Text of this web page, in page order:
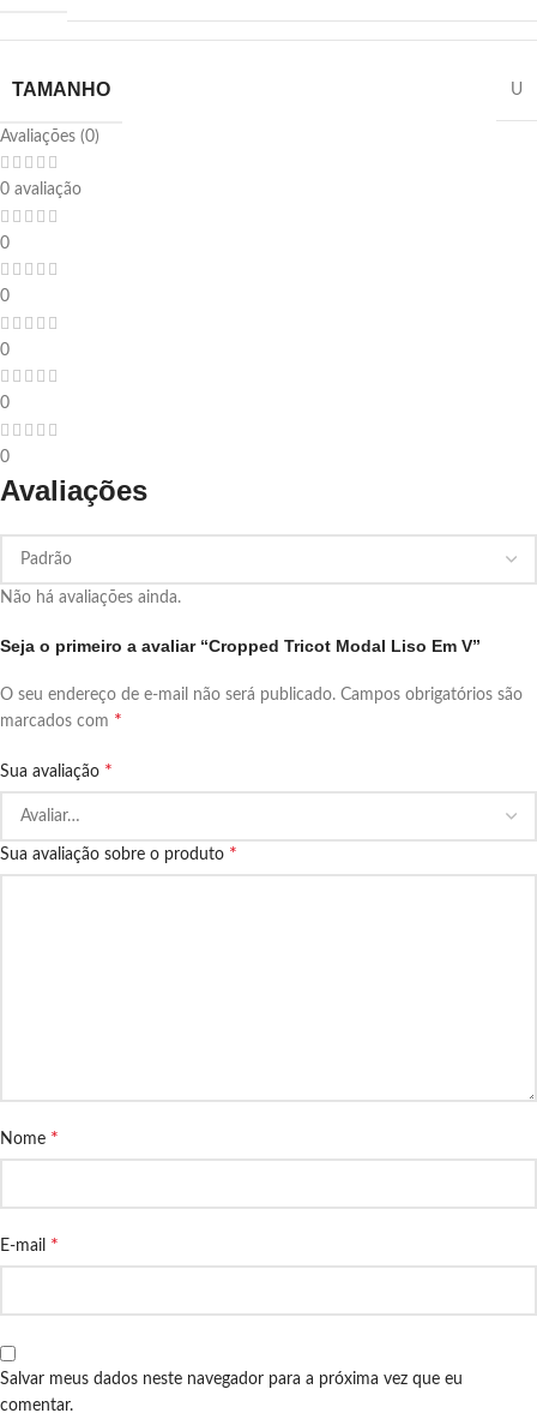
TAMANHO U
Avaliações (0)
0 avaliação
0
0
0
0
0
Avaliações
Não há avaliações ainda.
Seja o primeiro a avaliar “Cropped Tricot Modal Liso Em V”
O seu endereço de e-mail não será publicado. Campos obrigatórios são
marcados com *
Sua avaliação *
Sua avaliação sobre o produto *
Nome *
E-mail *
Salvar meus dados neste navegador para a próxima vez que eu
comentar.